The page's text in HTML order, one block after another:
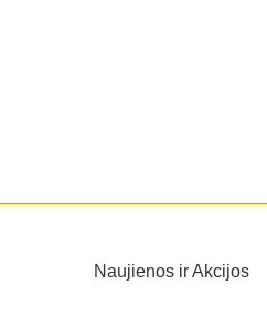
Naujienos ir Akcijos